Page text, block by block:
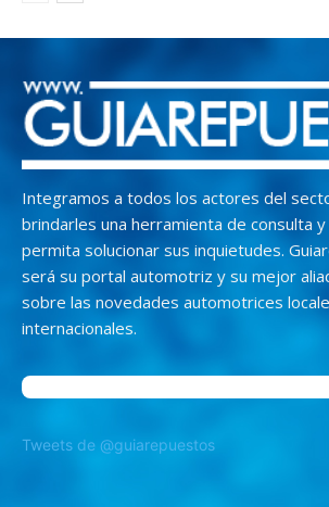
Integramos a todos los actores del
brindarles una herramienta de consulta
permita solucionar sus inquietudes.
será su portal automotriz y su mejor
sobre las novedades automotrices
internacionales.
Tweets de @guiarepuestos